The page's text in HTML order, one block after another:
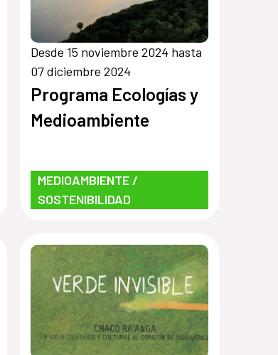
Desde 15 noviembre 2024 hasta
07 diciembre 2024
Programa Ecologías y
Medioambiente
MEDIOAMBIENTE /
SOSTENIBILIDAD